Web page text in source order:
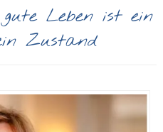
Leben ist ein
Zustand